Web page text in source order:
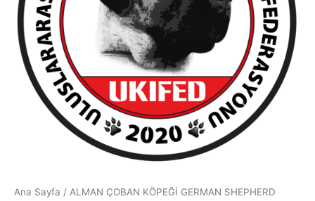
Ana Sayfa / ALMAN ÇOBAN KÖPEĞİ GERMAN SHEPHERD